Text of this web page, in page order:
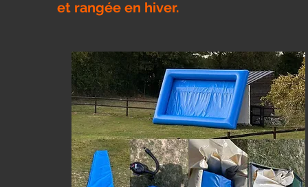
et rangée en hiver.